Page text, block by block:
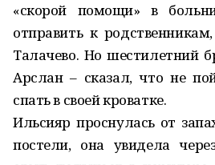
«скорой помощи» в
отправить к
Талачево. Но шестилетний
Арслан – сказал, что не
спать в своей кроватке.
Ильсияр проснулась от
постели, она увидела